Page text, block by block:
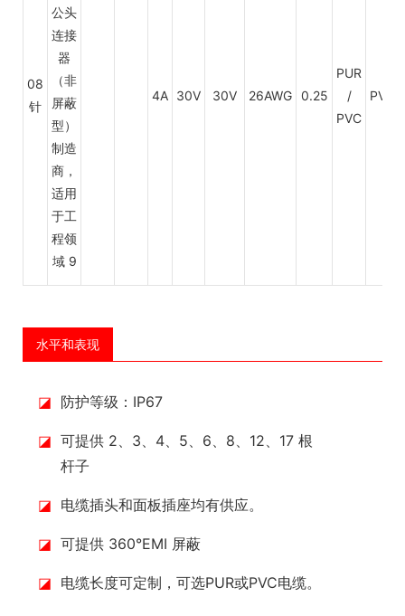
08
针
4A 30V 30V 26AWG 0.25
PUR
/
PVC
PVC
水平和表现
◪ 防护等级：IP67
◪ 可提供 2、3、4、5、6、8、12、17 根
杆子
◪ 电缆插头和面板插座均有供应。
◪ 可提供 360°EMI 屏蔽
◪ 电缆长度可定制，可选PUR或PVC电缆。